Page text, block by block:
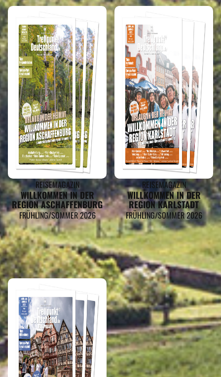
REISEMAGAZIN
WILLKOMMEN IN DER
REGION ASCHAFFENBURG
FRÜHLING/SOMMER 2026
REISEMAGAZIN
WILLKOMMEN IN DER
REGION KARLSTADT
FRÜHLING/SOMMER 2026